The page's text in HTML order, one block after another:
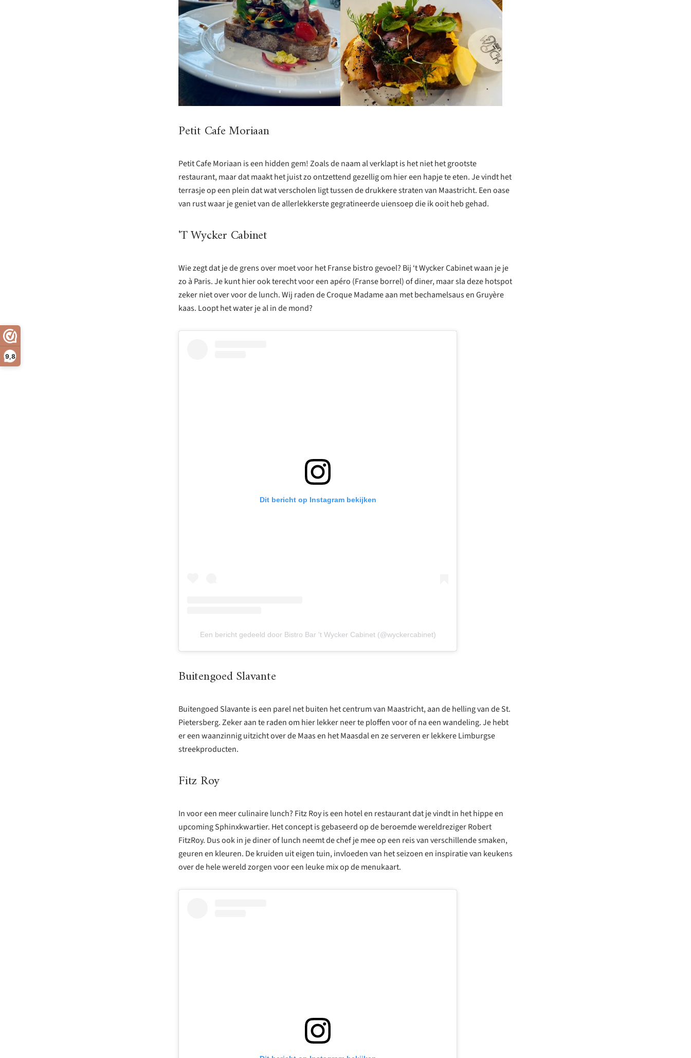
9,8
Petit Cafe Moriaan
Petit Cafe Moriaan is een hidden gem! Zoals de naam al verklapt is het niet het grootste
restaurant, maar dat maakt het juist zo ontzettend gezellig om hier een hapje te eten. Je vindt het
terrasje op een plein dat wat verscholen ligt tussen de drukkere straten van Maastricht. Een oase
van rust waar je geniet van de allerlekkerste gegratineerde uiensoep die ik ooit heb gehad.
'T Wycker Cabinet
Wie zegt dat je de grens over moet voor het Franse bistro gevoel? Bij ‘t Wycker Cabinet waan je je
zo à Paris. Je kunt hier ook terecht voor een apéro (Franse borrel) of diner, maar sla deze hotspot
zeker niet over voor de lunch. Wij raden de Croque Madame aan met bechamelsaus en Gruyère
kaas. Loopt het water je al in de mond?
Dit bericht op Instagram bekijken
Een bericht gedeeld door Bistro Bar 't Wycker Cabinet (@wyckercabinet)
Buitengoed Slavante
Buitengoed Slavante is een parel net buiten het centrum van Maastricht, aan de helling van de St.
Pietersberg. Zeker aan te raden om hier lekker neer te ploffen voor of na een wandeling. Je hebt
er een waanzinnig uitzicht over de Maas en het Maasdal en ze serveren er lekkere Limburgse
streekproducten.
Fitz Roy
In voor een meer culinaire lunch? Fitz Roy is een hotel en restaurant dat je vindt in het hippe en
upcoming Sphinxkwartier. Het concept is gebaseerd op de beroemde wereldreziger Robert
FitzRoy. Dus ook in je diner of lunch neemt de chef je mee op een reis van verschillende smaken,
geuren en kleuren. De kruiden uit eigen tuin, invloeden van het seizoen en inspiratie van keukens
over de hele wereld zorgen voor een leuke mix op de menukaart.